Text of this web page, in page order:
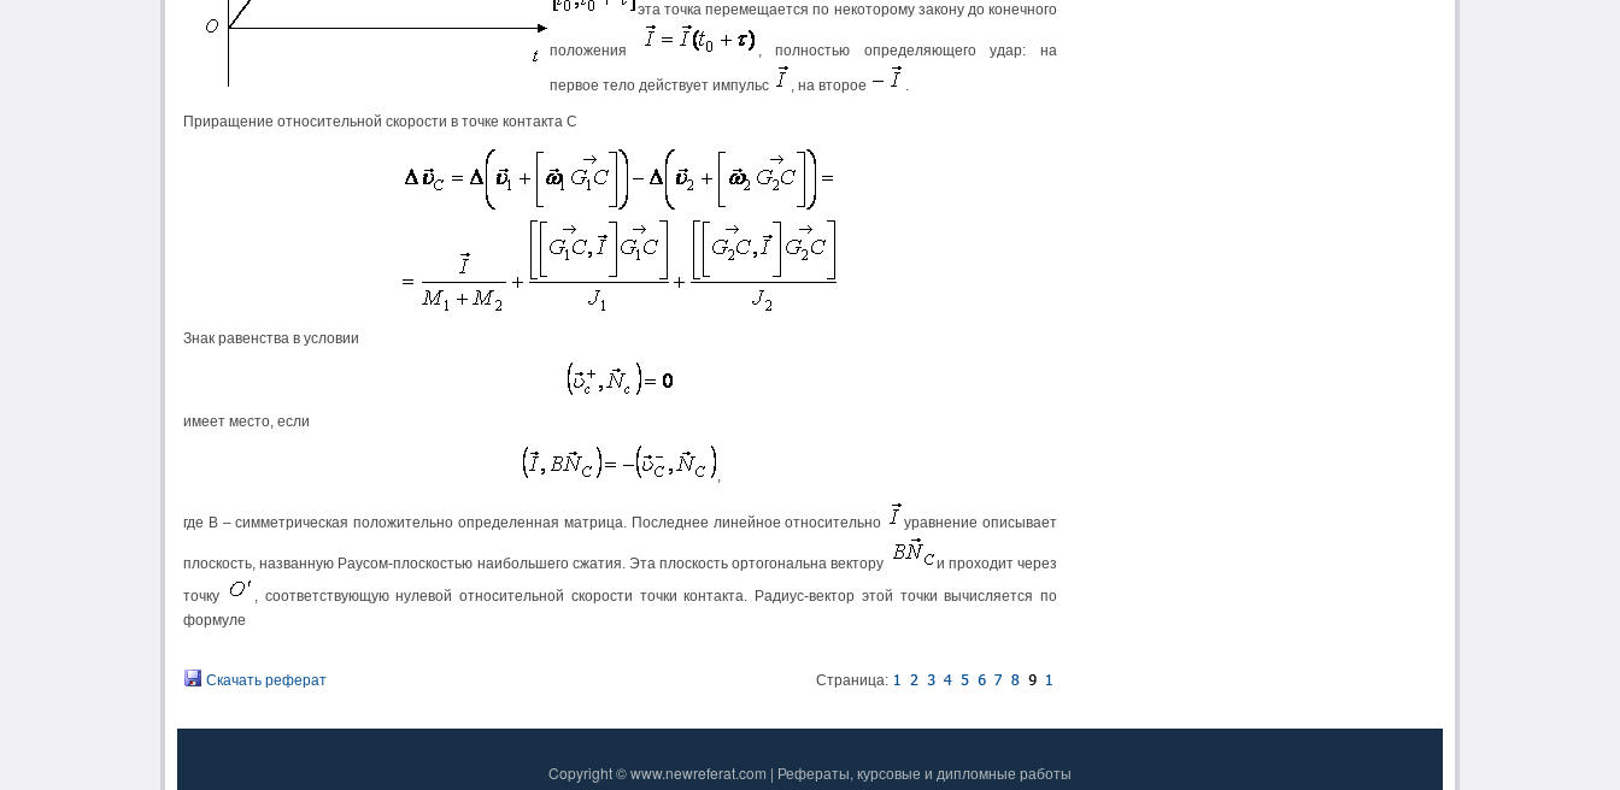
эта точка перемещается по некоторому закону до конечного
положения , полностью определяющего удар: на
первое тело действует импульс , на второе .
Приращение относительной скорости в точке контакта С
Знак равенства в условии
имеет место, если
,
где В – симметрическая положительно определенная матрица. Последнее линейное относительно уравнение описывает
плоскость, названную Раусом-плоскостью наибольшего сжатия. Эта плоскость ортогональна вектору
и проходит через
точку
, соответствующую нулевой относительной скорости точки контакта. Радиус-вектор этой точки вычисляется по
формуле
Скачать реферат Страница:
Copyright © www.newreferat.com | Рефераты, курсовые и дипломные работы